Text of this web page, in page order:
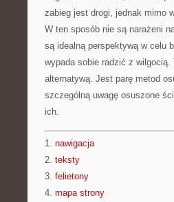
zabieg jest drogi, jednak mimo
W ten sposób nie są narażeni
są idealną perspektywą w celu
wypada sobie radzić z
alternatywą. Jest parę metod
szczególną uwagę osuszone
ich.
1. nawigacja
2. teksty
3. felietony
4. mapa strony